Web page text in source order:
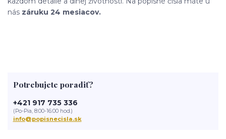
nás záruku 24 mesiacov.
Potrebujete poradiť?
+421 917 735 336
(Po-Pia, 8:00-16:00 hod.)
info@popisnecisla.sk